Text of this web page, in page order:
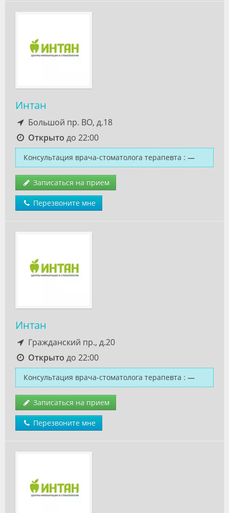
Интан
Большой пр. ВО, д.18
Открыто до 22:00
Консультация врача-стоматолога терапевта : —
Записаться на прием
Перезвоните мне
Интан
Гражданский пр., д.20
Открыто до 22:00
Консультация врача-стоматолога терапевта : —
Записаться на прием
Перезвоните мне